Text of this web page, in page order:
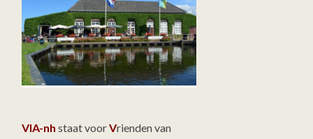
VIA-nh staat voorVrienden van